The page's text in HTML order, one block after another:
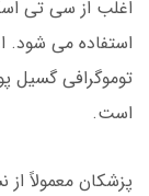
اغلب از سی تی
استفاده می شود.
است.
پزشکان معمولاً